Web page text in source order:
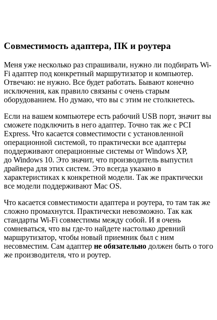
Совместимость адаптера, ПК и роутера
Меня уже несколько раз спрашивали, нужно ли подбирать Wi-
Fi адаптер под конкретный маршрутизатор и компьютер.
Отвечаю: не нужно. Все будет работать. Бывают конечно
исключения, как правило связаны с очень старым
оборудованием. Но думаю, что вы с этим не столкнетесь.
Если на вашем компьютере есть рабочий USB порт, значит вы
сможете подключить в него адаптер. Точно так же с PCI
Express. Что касается совместимости с установленной
операционной системой, то практически все адаптеры
поддерживают операционные системы от Windows XP,
до Windows 10. Это значит, что производитель выпустил
драйвера для этих систем. Это всегда указано в
характеристиках к конкретной модели. Так же практически
все модели поддерживают Mac OS.
Что касается совместимости адаптера и роутера, то там так же
сложно промахнутся. Практически невозможно. Так как
стандарты Wi-Fi совместимы между собой. И я очень
сомневаться, что вы где-то найдете настолько древний
маршрутизатор, чтобы новый приемник был с ним
несовместим. Сам адаптер не обязательно должен быть о того
же производителя, что и роутер.